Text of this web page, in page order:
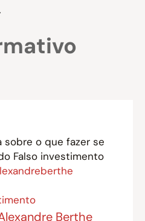
sobre o que fazer se
Falso investimento
Berthe